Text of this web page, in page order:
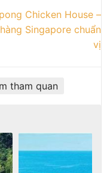
Chicken House –
Singapore chuẩn
vị
tham quan